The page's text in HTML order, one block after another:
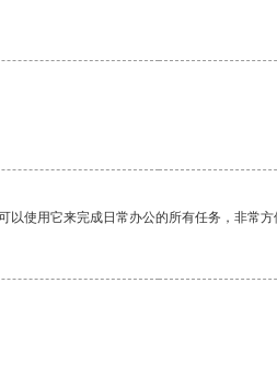
使用它来完成日常办公的所有任务，非常方